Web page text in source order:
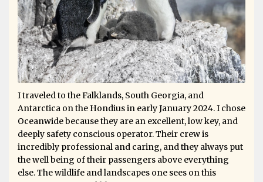
I traveled to the Falklands, South Georgia, and
Antarctica on the Hondius in early January 2024. I chose
Oceanwide because they are an excellent, low key, and
deeply safety conscious operator. Their crew is
incredibly professional and caring, and they always put
the well being of their passengers above everything
else. The wildlife and landscapes one sees on this